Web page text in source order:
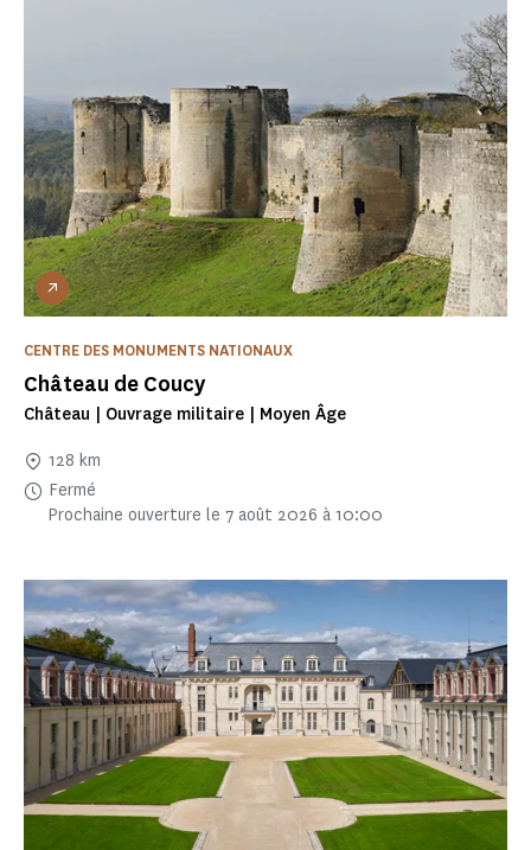
Château de Coucy
CENTRE DES MONUMENTS NATIONAUX
Château | Ouvrage militaire | Moyen Âge
128 km
Fermé
Prochaine ouverture le 7 août 2026 à 10:00